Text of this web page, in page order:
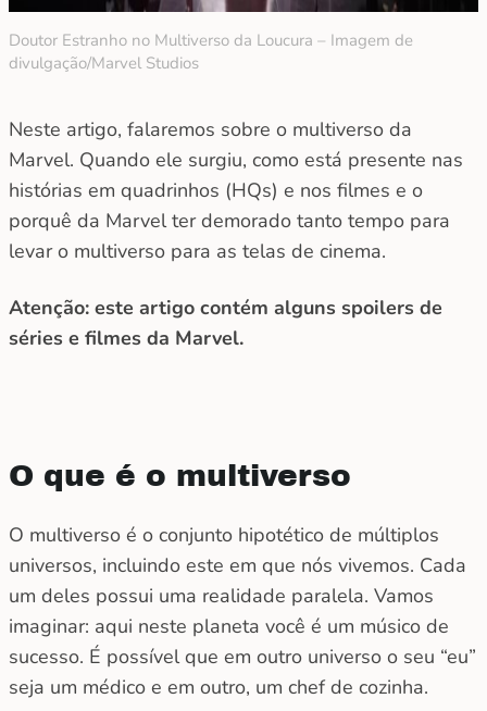
Doutor Estranho no Multiverso da Loucura – Imagem de
divulgação/Marvel Studios
Neste artigo, falaremos sobre o multiverso da
Marvel. Quando ele surgiu, como está presente nas
histórias em quadrinhos (HQs) e nos filmes e o
porquê da Marvel ter demorado tanto tempo para
levar o multiverso para as telas de cinema.
Atenção: este artigo contém alguns spoilers de
séries e filmes da Marvel.
O que é o multiverso
O multiverso é o conjunto hipotético de múltiplos
universos, incluindo este em que nós vivemos. Cada
um deles possui uma realidade paralela. Vamos
imaginar: aqui neste planeta você é um músico de
sucesso. É possível que em outro universo o seu “eu”
seja um médico e em outro, um chef de cozinha.